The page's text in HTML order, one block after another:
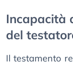
Incapacità
del
Il testamento